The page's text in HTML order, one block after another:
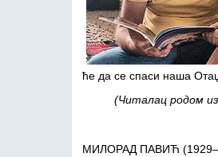
ће да се спаси наша
(Читалац родом
МИЛОРАД ПАВИЋ